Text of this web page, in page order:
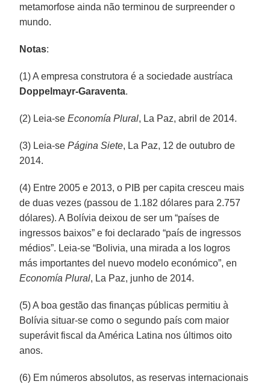
metamorfose ainda não terminou de surpreender o
mundo.
Notas:
(1) A empresa construtora é a sociedade austríaca
Doppelmayr-Garaventa.
(2) Leia-seEconomía Plural, La Paz, abril de 2014.
(3) Leia-sePágina Siete, La Paz, 12 de outubro de
2014.
(4) Entre 2005 e 2013, o PIB per capita cresceu mais
de duas vezes (passou de 1.182 dólares para 2.757
dólares). A Bolívia deixou de ser um “países de
ingressos baixos” e foi declarado “país de ingressos
médios”. Leia-se “Bolivia, una mirada a los logros
más importantes del nuevo modelo económico”, en
Economía Plural, La Paz, junho de 2014.
(5) A boa gestão das finanças públicas permitiu à
Bolívia situar-se como o segundo país com maior
superávit fiscal da América Latina nos últimos oito
anos.
(6) Em números absolutos, as reservas internacionais